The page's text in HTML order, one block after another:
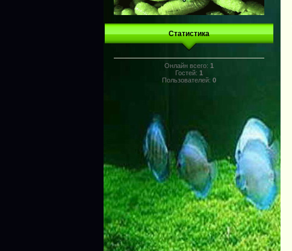
Статистика
Онлайн всего: 1
Гостей: 1
Пользователей: 0